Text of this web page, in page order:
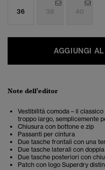
36 38 40
AGGIUNGI
Note dell'editor
Vestibilità comoda – il
troppo largo, semplicemente
Chiusura con bottone e zip
Passanti per cintura
Due tasche frontali con una
Due tasche laterali con
Due tasche posteriori con
Patch con logo Superdry